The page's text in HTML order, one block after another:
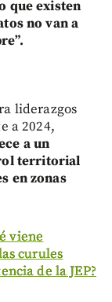
que existen
no van a
liderazgos
a 2024,
a un
territorial
en zonas
viene
curules
de la JEP?